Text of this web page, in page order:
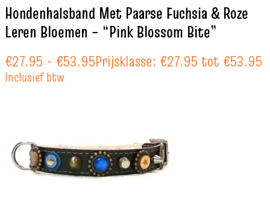
Hondenhalsband Met Paarse Fuchsia & Roze
Leren Bloemen – “Pink Blossom Bite”
€27.95 - €53.95Prijsklasse: €27.95 tot €53.95
Inclusief btw